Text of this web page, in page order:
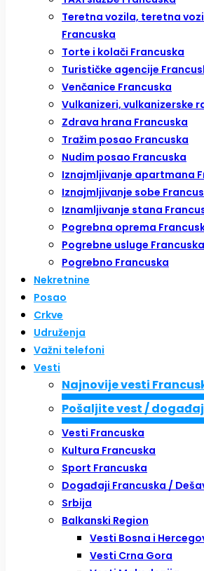
Teretna vozila, teretna
Francuska
Torte i kolači Francuska
Turističke agencije
Venčanice Francuska
Vulkanizeri, vulkanizerske
Zdrava hrana Francuska
Tražim posao Francuska
Nudim posao Francuska
Iznajmljivanje apartmana
Iznajmljivanje sobe
Iznamljivanje stana
Pogrebna oprema
Pogrebne usluge Francuska
Pogrebno Francuska
Nekretnine
Posao
Crkve
Udruženja
Važni telefoni
Vesti
Najnovije vesti
Pošaljite vest / događaj
Vesti Francuska
Kultura Francuska
Sport Francuska
Događaji Francuska /
Srbija
Balkanski Region
Vesti Bosna i
Vesti Crna Gora